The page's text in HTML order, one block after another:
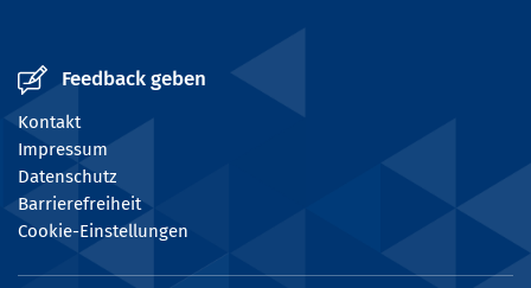
Feedback geben
Kontakt
Impressum
Datenschutz
Barrierefreiheit
Cookie-Einstellungen